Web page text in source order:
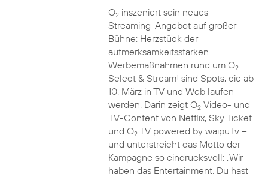
O2inszeniert sein neues
Streaming-Angebot auf großer
Bühne: Herzstück der
aufmerksamkeitsstarken
Werbemaßnahmen rund um O2
Select & Stream1 sind Spots, die ab
10. März in TV und Web laufen
werden. Darin zeigt O2Video- und
TV-Content von Netflix, Sky Ticket
und O2TV powered by waipu.tv –
und unterstreicht das Motto der
Kampagne so eindrucksvoll: „Wir
haben das Entertainment. Du hast